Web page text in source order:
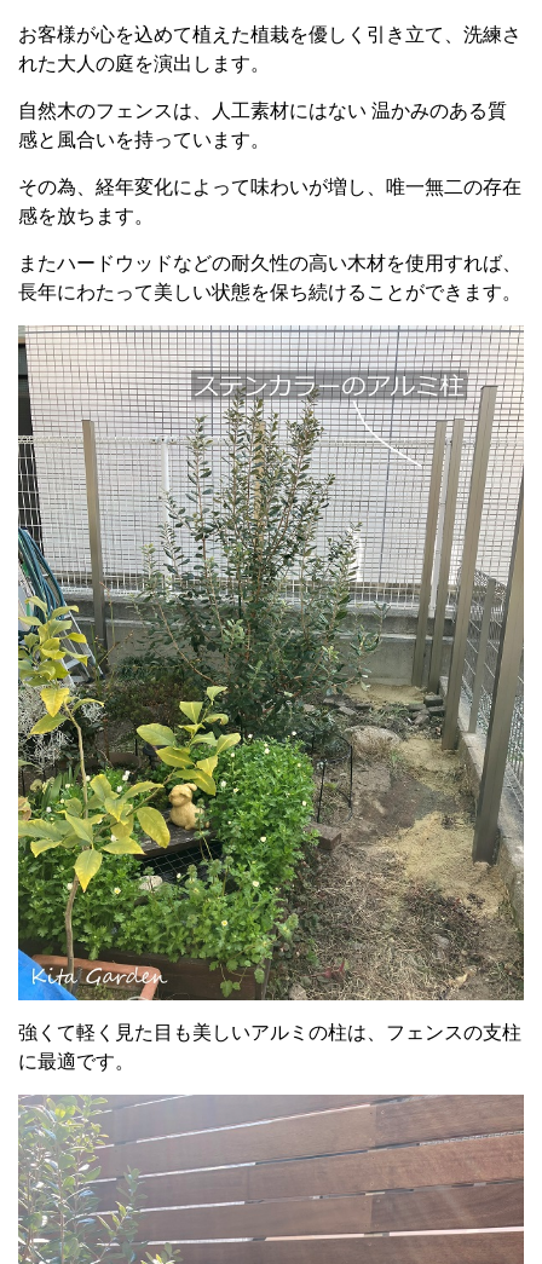
お客様が心を込めて植えた植栽を優しく引き立て、洗練さ
れた大人の庭を演出します。
自然木のフェンスは、人工素材にはない 温かみのある質
感と風合いを持っています。
その為、経年変化によって味わいが増し、唯一無二の存在
感を放ちます。
またハードウッドなどの耐久性の高い木材を使用すれば、
長年にわたって美しい状態を保ち続けることができます。
強くて軽く見た目も美しいアルミの柱は、フェンスの支柱
に最適です。